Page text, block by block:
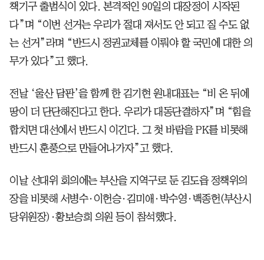
책기구 출범식이 있다. 본격적인 90일의 대장정이 시작된
다”며 “이번 선거는 우리가 절대 져서도 안 되고 질 수도 없
는 선거”라며 “반드시 정권교체를 이뤄야 할 국민에 대한 의
무가 있다”고 했다.
전날 ‘울산 담판’을 함께 한 김기현 원내대표는 “비 온 뒤에
땅이 더 단단해진다고 한다. 우리가 대동단결하자”며 “힘을
합치면 대선에서 반드시 이긴다. 그 첫 바람을 PK를 비롯해
반드시 훈풍으로 만들어나가자”고 했다.
이날 선대위 회의에는 부산을 지역구로 둔 김도읍 정책위의
장을 비롯해 서병수·이헌승·김미애·박수영·백종헌(부산시
당위원장)·황보승희 의원 등이 참석했다.